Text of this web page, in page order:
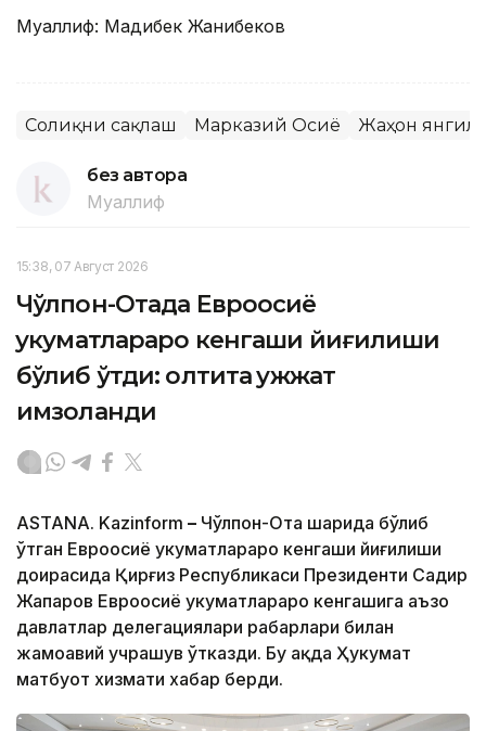
Муаллиф: Мадибек Жанибеков
Соғлиқни сақлаш Марказий Осиё Жаҳон
без автора
Муаллиф
15:38, 07 Август 2026
Чўлпон-Отада Евроосиё
ҳукуматлараро кенгаши йиғилиши
бўлиб ўтди: олтита ҳужжат
имзоланди
ASTANA. Kazinform – Чўлпон-Ота шаҳрида бўлиб
ўтган Евроосиё ҳукуматлараро кенгаши йиғилиши
доирасида Қирғиз Республикаси Президенти Садир
Жапаров Евроосиё ҳукуматлараро кенгашига аъзо
давлатлар делегациялари раҳбарлари билан
жамоавий учрашув ўтказди. Бу ҳақда Ҳукумат
матбуот хизмати хабар берди.